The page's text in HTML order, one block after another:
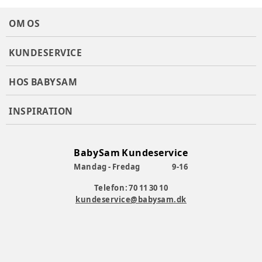
OM OS
KUNDESERVICE
HOS BABYSAM
INSPIRATION
BabySam Kundeservice
Mandag - Fredag
9-16
Telefon: 70 11 30 10
kundeservice@babysam.dk